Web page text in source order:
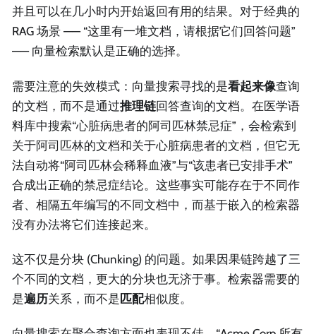
并且可以在几小时内开始返回有用的结果。对于经典的
RAG 场景 —— “这里有一堆文档，请根据它们回答问题”
—— 向量检索默认是正确的选择。
需要注意的失效模式：向量搜索寻找的是看起来像查询
的文档，而不是通过推理链回答查询的文档。在医学语
料库中搜索“心脏病患者的阿司匹林禁忌症”，会检索到
关于阿司匹林的文档和关于心脏病患者的文档，但它无
法自动将“阿司匹林会稀释血液”与“该患者已安排手术”
合成出正确的禁忌症结论。这些事实可能存在于不同作
者、相隔五年编写的不同文档中，而基于嵌入的检索器
没有办法将它们连接起来。
这不仅是分块 (Chunking) 的问题。如果因果链跨越了三
个不同的文档，更大的分块也无济于事。检索器需要的
是遍历关系，而不是 匹配相似度。